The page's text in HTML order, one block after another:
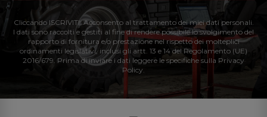
Cliccando ISCRIVITI: Acconsento al trattamento dei miei dati personali.
I dati sono raccolti e gestiti al fine di rendere possibile lo svolgimento del
rapporto di fornitura e/o prestazione nel rispetto dei molteplici
ordinamenti legislativi, inclusi gli artt. 13 e 14 del Regolamento (UE)
2016/679. Prima di inviare i dati leggere le specifiche sulla Privacy
Policy.